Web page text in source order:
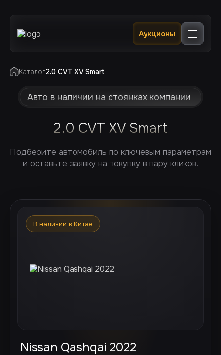
Главная
Каталог
Клиентам
Отслеживание
Контакты
Аукционы
Каталог2.0 CVT XV Smart
Авто в наличии на стоянках компании
2.0 CVT XV Smart
Подберите автомобиль по ключевым параметрам
и оставьте заявку на покупку в пару кликов.
В наличии в Китае
Nissan Qashqai 2022